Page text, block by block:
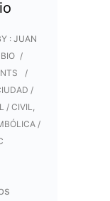
: JUAN
/
/
/
/ CIVIL,
/